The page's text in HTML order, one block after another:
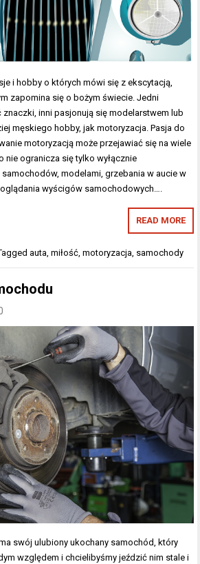
i hobby o których mówi się z ekscytacją,
zapomina się o bożym świecie. Jedni
inni pasjonują się modelarstwem lub
męskiego hobby, jak motoryzacja. Pasja do
motoryzacją może przejawiać się na wiele
nie ogranicza się tylko wyłącznie
modelami, grzebania w aucie w
wyścigów samochodowych….
READ MORE
auta ,miłość ,motoryzacja samochody
swój ulubiony ukochany samochód, który
względem i chcielibyśmy jeździć nim stale i